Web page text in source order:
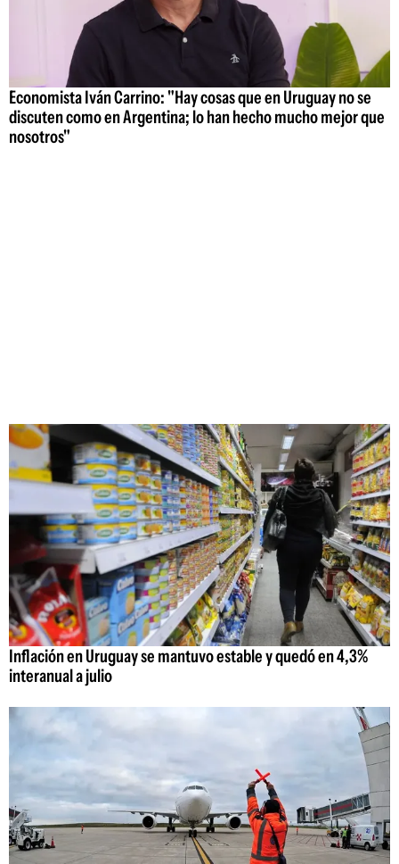
Economista Iván Carrino: "Hay cosas que en Uruguay no se
discuten como en Argentina; lo han hecho mucho mejor que
nosotros"
Inflación en Uruguay se mantuvo estable y quedó en 4,3%
interanual a julio